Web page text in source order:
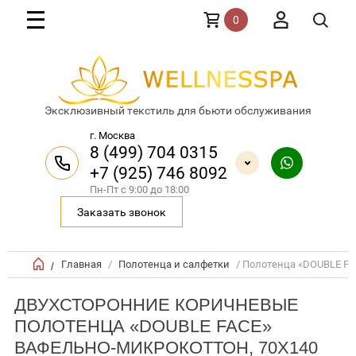
Эксклюзивный текстиль для бьюти обслуживания
г. Москва
8 (499) 704 0315
+7 (925) 746 8092
Пн-Пт с 9:00 до 18:00
Заказать звонок
0
/ Главная / Полотенца и салфетки / Полотенца «DOUBLE
ДВУХСТОРОННИЕ КОРИЧНЕВЫЕ
ПОЛОТЕНЦА «DOUBLE FACE»
ВАФЕЛЬНО-МИКРОКОТТОН, 70X140